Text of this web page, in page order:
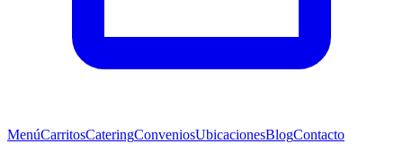
MenúCarritosCateringConveniosUbicacionesBlogContacto